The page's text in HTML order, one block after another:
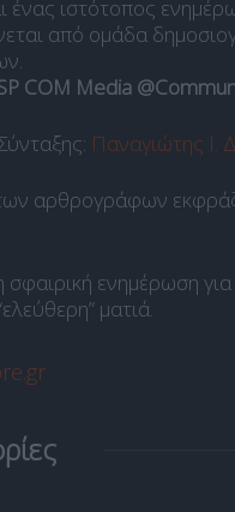
ένας ιστότοπος
από ομάδα
COM Media
Παναγιώτης Ι.
αρθρογράφων
ενημέρωση για
ματιά.